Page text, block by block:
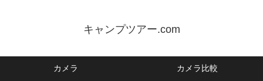
キャンプツアー.com
カメラ カメラ比較